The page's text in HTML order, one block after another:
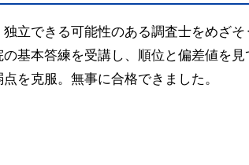
立できる可能性のある調査士をめざ
基本答練を受講し、順位と偏差値を
を克服。無事に合格できました。